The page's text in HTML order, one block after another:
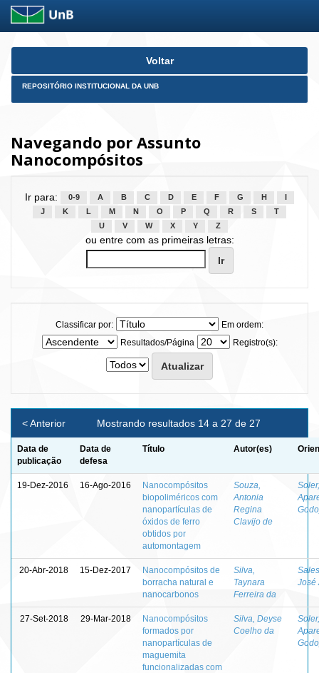
Skip
Voltar
REPOSITÓRIO INSTITUCIONAL DA UNB
Navegando por Assunto
Nanocompósitos
Ir para: 0-9 A B C D E F G H
J
K L M N O P Q R S
T
U
V W X Y Z
ou entre com as primeiras letras:
Classificar por:
Em ordem:
Resultados/Página
Registro(s):
Mostrando resultados 14 a 27 de 27
< Anterior
Data de
publicação
Data de
defesa
Título Autor(es)
19-Dez-2016 16-Ago-2016
Nanocompósitos
biopoliméricos com
nanopartículas de
óxidos de ferro
obtidos por
automontagem
Souza,
Antonia
Regina
Clavijo de
20-Abr-2018 15-Dez-2017
Nanocompósitos de
borracha natural e
nanocarbonos
Silva,
Taynara
Ferreira da
José
27-Set-2018 29-Mar-2018
Nanocompósitos
formados por
nanopartículas de
maguemita
funcionalizadas com
Silva, Deyse
Coelho da